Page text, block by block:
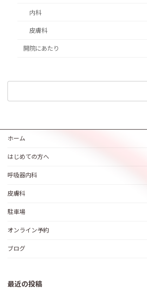
内科
皮膚科
開院にあたり
ホーム
はじめての方へ
呼吸器内科
皮膚科
駐車場
オンライン予約
ブログ
最近の投稿